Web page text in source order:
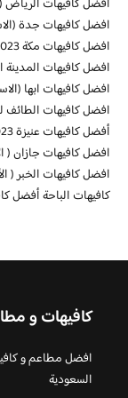
افضل كافيهات الرياض (
افضل كافيهات جدة
افضل كافيهات مكة 2023
افضل كافيهات المدينة
افضل كافيهات ابها
افضل كافيهات الطائف
أفضل كافيهات عنيزة 2023
افضل كافيهات جازان (
افضل كافيهات الخبر (
كافيهات الباحة أفضل
كافيهات و
افضل مطاعم و
السعودية